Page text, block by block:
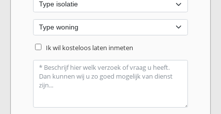
Ik wil kosteloos laten inmeten